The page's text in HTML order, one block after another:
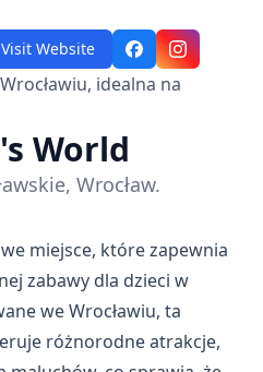
Visit Website FacebookInstagram
idealna na
World
Wrocław.
miejsce, które zapewnia
zabawy dla dzieci w
we Wrocławiu, ta
różnorodne atrakcje,